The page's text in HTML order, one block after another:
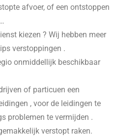
afvoer, of een ontstoppen
kiezen ? Wij hebben meer
verstoppingen .
onmiddellijk beschikbaar
of particuen een
, voor de leidingen te
problemen te vermijden .
verstopt raken.